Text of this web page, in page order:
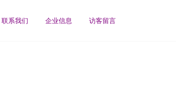
联系我们 企业信息 访客留言